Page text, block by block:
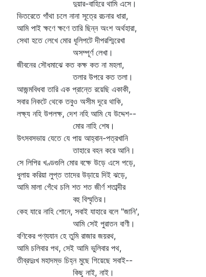
দুয়ার-বাহিরে থামি এসে।
ভিতরেতে গাঁথা চলে নানা সূত্রে রচনার ধারা,
আমি পাই ক্ষণে ক্ষণে তারি ছিন্ন অংশ অর্থহারা,
সেথা হতে লেখে মোর ধূলিপটে দীপরশ্মিরেখা
অসম্পূর্ণ লেখা।
জীবনের সৌধমাঝে কত কক্ষ কত না মহলা,
তলার উপরে কত তলা।
আজন্মবিধবা তারি এক প্রান্তে রয়েছি একাকী,
সবার নিকটে থেকে তবুও অসীম দূরে থাকি,
লক্ষ্য নহি উপলক্ষ, দেশ নহি আমি যে উদ্দেশ--
মোর নাহি শেষ।
উৎসবসভায় যেতে যে পায় আহ্বান-পত্রখানি
তাহারে বহন করে আনি।
সে লিপির খণ্ডগুলি মোর বক্ষে উড়ে এসে পড়ে,
ধুলায় করিয়া লুপ্ত তাদের উড়ায়ে দিই ঝড়ে,
আমি মালা গেঁথে চলি শত শত জীর্ণ শতাব্দীর
বহু বিস্মৃতির।
কেহ যারে নাহি শোনে, সবাই যাহারে বলে "জানি',
আমি সেই পুরাতন বাণী।
বণিকের পণ্যযান হে তুমি রাজার জয়রথ,
আমি চলিবার পথ, সেই আমি ভুলিবার পথ,
তীব্রদুঃখ মহাদম্ভ চিহ্ন মুছে গিয়েছে সবাই--
কিছু নাই, নাই।